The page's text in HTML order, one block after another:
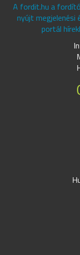
A fordit.hu a
nyújt megjelenési
portál